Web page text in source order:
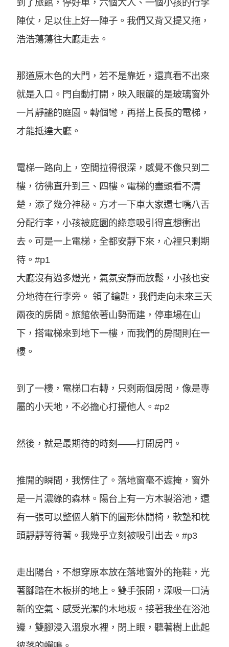
到了旅館，停好車，六個大人、一個小孩的行李
陣仗，足以住上好一陣子。我們又背又提又拖，
浩浩蕩蕩往大廳走去。
那道原木色的大門，若不是靠近，還真看不出來
就是入口。門自動打開，映入眼簾的是玻璃窗外
一片靜謐的庭園。轉個彎，再搭上長長的電梯，
才能抵達大廳。
電梯一路向上，空間拉得很深，感覺不像只到二
樓，彷彿直升到三、四樓。電梯的盡頭看不清
楚，添了幾分神秘。方才一下車大家還七嘴八舌
分配行李，小孩被庭園的綠意吸引得直想衝出
去。可是一上電梯，全都安靜下來，心裡只剩期
待。 #p1
大廳沒有過多燈光，氣氛安靜而放鬆，小孩也安
分地待在行李旁。 領了鑰匙，我們走向未來三天
兩夜的房間。旅館依著山勢而建，停車場在山
下，搭電梯來到地下一樓，而我們的房間則在一
樓。
到了一樓，電梯口右轉，只剩兩個房間，像是專
屬的小天地，不必擔心打擾他人。 #p2
然後，就是最期待的時刻——打開房門。
推開的瞬間，我愣住了。落地窗毫不遮掩，窗外
是一片濃綠的森林。陽台上有一方木製浴池，還
有一張可以整個人躺下的圓形休閒椅，軟墊和枕
頭靜靜等待著。我幾乎立刻被吸引出去。 #p3
走出陽台，不想穿原本放在落地窗外的拖鞋，光
著腳踏在木板拼的地上。雙手張開，深吸一口清
新的空氣、感受光潔的木地板。接著我坐在浴池
邊，雙腳浸入溫泉水裡，閉上眼，聽著樹上此起